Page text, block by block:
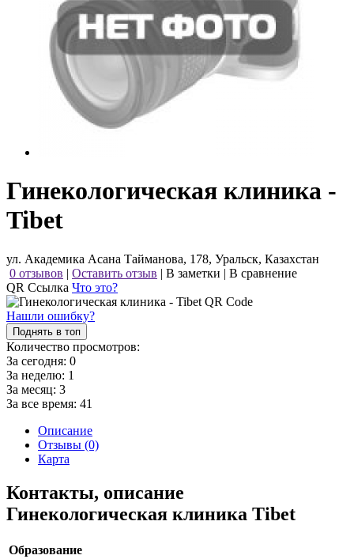
Гинекологическая клиника -
Tibet
ул. Академика Асана Тайманова, 178, Уральск, Казахстан
0 отзывов | Оставить отзыв | В заметки | В сравнение
QR Ссылка Что это?
Нашли ошибку?
Поднять в топ
Количество просмотров:
За сегодня: 0
За неделю: 1
За месяц: 3
За все время: 41
Описание
Отзывы (0)
Карта
Контакты, описание
Гинекологическая клиника Tibet
Образование